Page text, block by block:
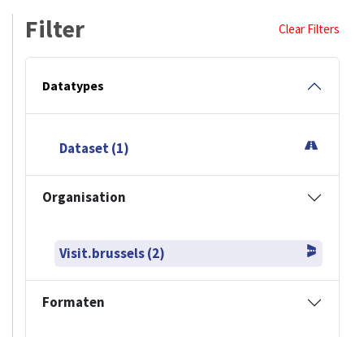
Filter Clear Filters
Datatypes
Dataset (1)
Organisation
Visit.brussels (2)
Formaten